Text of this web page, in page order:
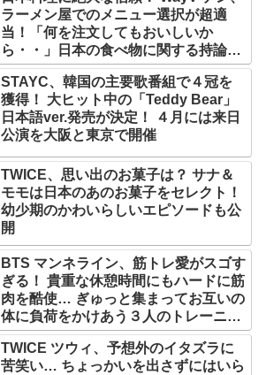
ラーメン屋でのメニュー選択が超適
当！「何を注文してもおいしいか
ら・・」日本の食べ物に関する持論を
明かす
STAYC、韓国の主要歌番組で４冠を
獲得！ 大ヒット中の「Teddy Bear」
日本語ver.発売が決定！ ４月には来日
公演を大阪と東京で開催
TWICE、思い出のお菓子は？ サナ＆
モモは日本のあのお菓子をセレクト！
幼少期のかわいらしいエピソードも公
開
BTS マンネライン、筋トレ愛がスゴす
ぎる！ 貴重な休憩時間にもハードに筋
肉を酷使… ぎゅっと集まってお互いの
体に負荷をかけあう３人のトレーニン
グ風景がかわいすぎるとファンくぎづ
け
TWICE ツウィ、予想外のイタズラに
苦笑い… ちょっかいを出さずにはいら